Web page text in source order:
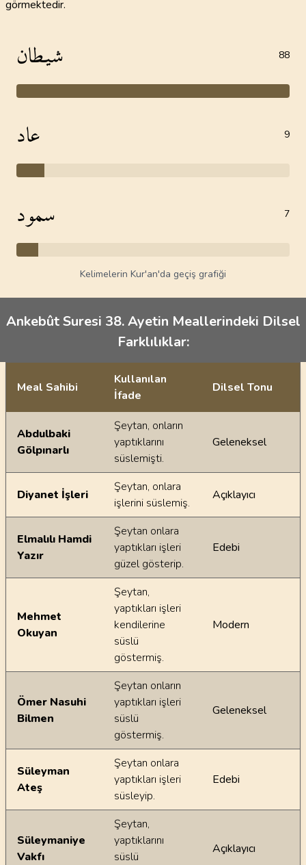
görmektedir.
شيطان 88
عاد 9
سمود 7
Kelimelerin Kur'an'da geçiş grafiği
Ankebût Suresi 38. Ayetin Meallerindeki Dilsel
Farklılıklar:
Ayetin meallerindeki dilsel farklılıklar
Meal Sahibi
Kullanılan
İfade
Dilsel Tonu
Abdulbaki
Gölpınarlı
Şeytan, onların
yaptıklarını
süslemişti.
Geleneksel
Diyanet İşleri
Şeytan, onlara
işlerini süslemiş.
Açıklayıcı
Elmalılı Hamdi
Yazır
Şeytan onlara
yaptıkları işleri
güzel gösterip.
Edebi
Mehmet
Okuyan
Şeytan,
yaptıkları işleri
kendilerine
süslü
göstermiş.
Modern
Ömer Nasuhi
Bilmen
Şeytan onların
yaptıkları işleri
süslü
göstermiş.
Geleneksel
Süleyman
Ateş
Şeytan onlara
yaptıkları işleri
süsleyip.
Edebi
Süleymaniye
Vakfı
Şeytan,
yaptıklarını
süslü
Açıklayıcı